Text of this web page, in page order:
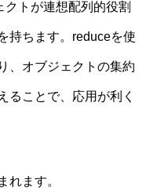
トが連想配列的役割
持ちます。reduceを使
、オブジェクトの集約
ることで、応用が利く
れます。